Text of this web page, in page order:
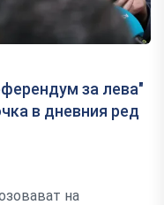
за лева"
в дневния ред
на